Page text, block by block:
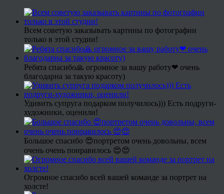
Всем советую заказывать картины по фотографии
только в этой студии!
Ребята спасибо🙏 огромное за вашу работу❤ очень
благодарна за такую красоту)
Удивить супруга подарком получилось))) Есть подруги-
художники, оценили!
Большое спасибо 😍портретом очень довольны, всем
очень очень понравилось 😍😍
Огромное спасибо всей вашей команде за портрет на
холсте!